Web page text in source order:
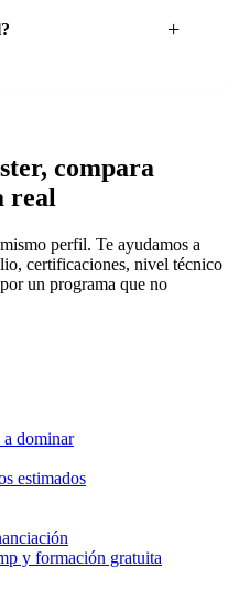
compara
real
perfil. Te ayudamos a
certificaciones, nivel técnico
un programa que no
a dominar
estimados
y formación gratuita